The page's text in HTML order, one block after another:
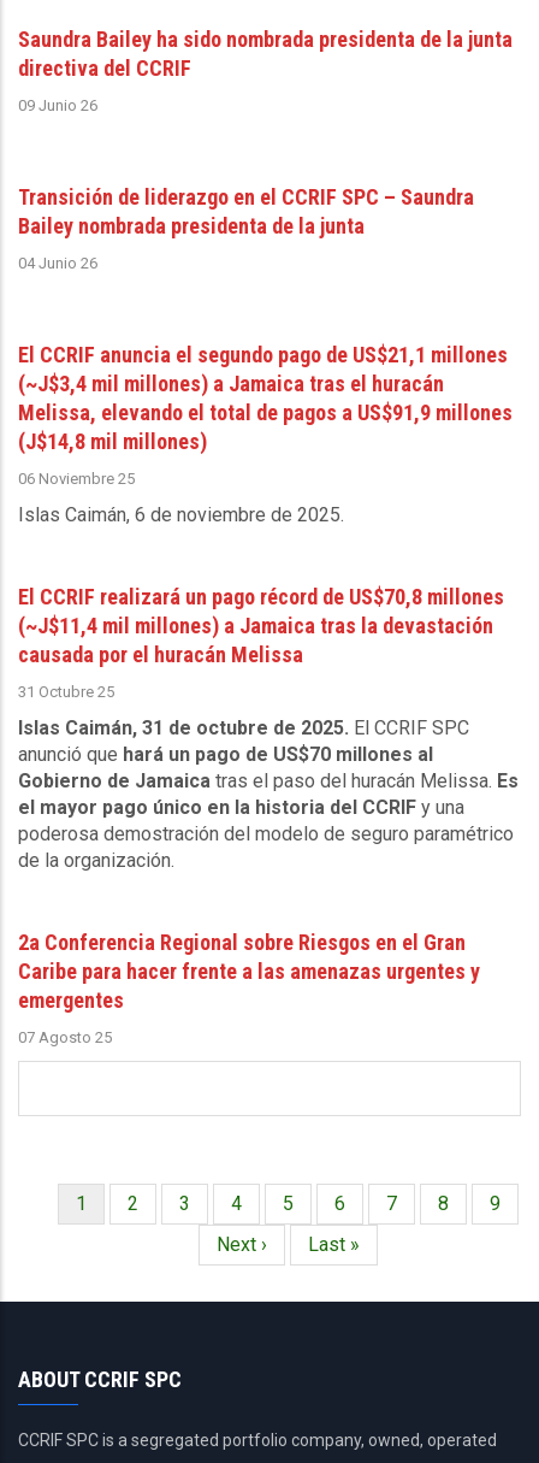
Saundra Bailey ha sido nombrada presidenta de la junta
directiva del CCRIF
09 Junio 26
Transición de liderazgo en el CCRIF SPC – Saundra
Bailey nombrada presidenta de la junta
04 Junio 26
El CCRIF anuncia el segundo pago de US$21,1 millones
(~J$3,4 mil millones) a Jamaica tras el huracán
Melissa, elevando el total de pagos a US$91,9 millones
(J$14,8 mil millones)
06 Noviembre 25
Islas Caimán, 6 de noviembre de 2025.
El CCRIF realizará un pago récord de US$70,8 millones
(~J$11,4 mil millones) a Jamaica tras la devastación
causada por el huracán Melissa
31 Octubre 25
Islas Caimán, 31 de octubre de 2025. El CCRIF SPC
anunció que hará un pago de US$70 millones al
Gobierno de Jamaica tras el paso del huracán Melissa. Es
el mayor pago único en la historia del CCRIF y una
poderosa demostración del modelo de seguro paramétrico
de la organización.
2a Conferencia Regional sobre Riesgos en el Gran
Caribe para hacer frente a las amenazas urgentes y
emergentes
07 Agosto 25
Paginación
Página
actual
1 Página
2 Página
3 Página
4 Página
5 Página
6 Página
7 Página
8
9
Siguiente
página
Next ›
Última
página
Last »
ABOUT CCRIF SPC
CCRIF SPC is a segregated portfolio company, owned, operated